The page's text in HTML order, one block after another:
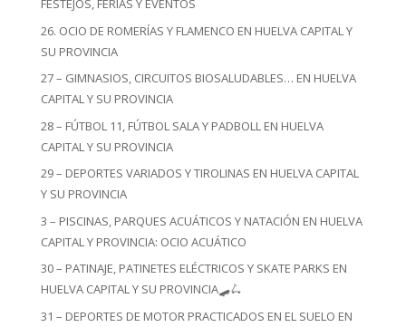
FESTEJOS, FERIAS Y EVENTOS
26. OCIO DE ROMERÍAS Y FLAMENCO EN HUELVA CAPITAL Y
SU PROVINCIA
27 – GIMNASIOS, CIRCUITOS BIOSALUDABLES… EN HUELVA
CAPITAL Y SU PROVINCIA
28 – FÚTBOL 11, FÚTBOL SALA Y PADBOLL EN HUELVA
CAPITAL Y SU PROVINCIA
29 – DEPORTES VARIADOS Y TIROLINAS EN HUELVA CAPITAL
Y SU PROVINCIA
3 – PISCINAS, PARQUES ACUÁTICOS Y NATACIÓN EN HUELVA
CAPITAL Y PROVINCIA: OCIO ACUÁTICO
30 – PATINAJE, PATINETES ELÉCTRICOS Y SKATE PARKS EN
HUELVA CAPITAL Y SU PROVINCIA🛹🛴
31 – DEPORTES DE MOTOR PRACTICADOS EN EL SUELO EN